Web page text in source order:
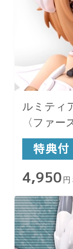
ルミティ
〈ファー
Ver.〉
4,950 円